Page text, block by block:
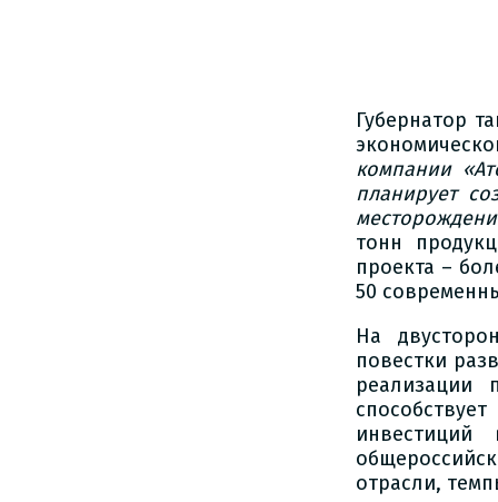
Губернатор
компании
планирует
тонн
проекта –
50
На
повестки
реализации
отрасли,